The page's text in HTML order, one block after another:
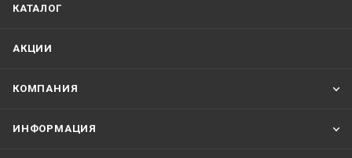
КАТАЛОГ
АКЦИИ
КОМПАНИЯ
ИНФОРМАЦИЯ